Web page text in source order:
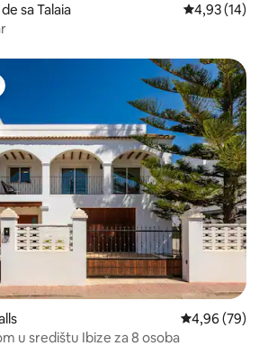
sa Talaia Prosječna
4,93 (14)
s oznakom „Odabrali gosti”
Prosječna
4,96 (79)
u središtu Ibize za 8 osoba